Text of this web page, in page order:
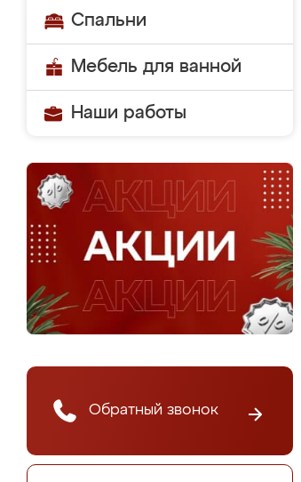
Спальни
Мебель для ванной
Наши работы
Обратный звонок